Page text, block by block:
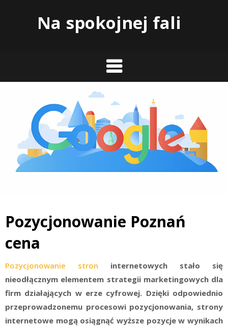
Na spokojnej fali
Pozycjonowanie Poznań
cena
Pozycjonowanie stron internetowych stało się
nieodłącznym elementem strategii marketingowych dla
firm działających w erze cyfrowej. Dzięki odpowiednio
przeprowadzonemu procesowi pozycjonowania, strony
internetowe mogą osiągnąć wyższe pozycje w wynikach